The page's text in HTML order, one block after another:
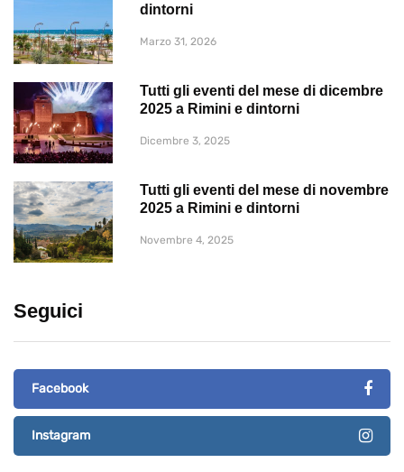
dintorni
Marzo 31, 2026
Tutti gli eventi del mese di dicembre
2025 a Rimini e dintorni
Dicembre 3, 2025
Tutti gli eventi del mese di novembre
2025 a Rimini e dintorni
Novembre 4, 2025
Seguici
Facebook
Instagram